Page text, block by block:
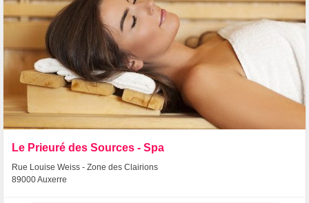
Le Prieuré des Sources - Spa
Rue Louise Weiss - Zone des Clairions
89000 Auxerre